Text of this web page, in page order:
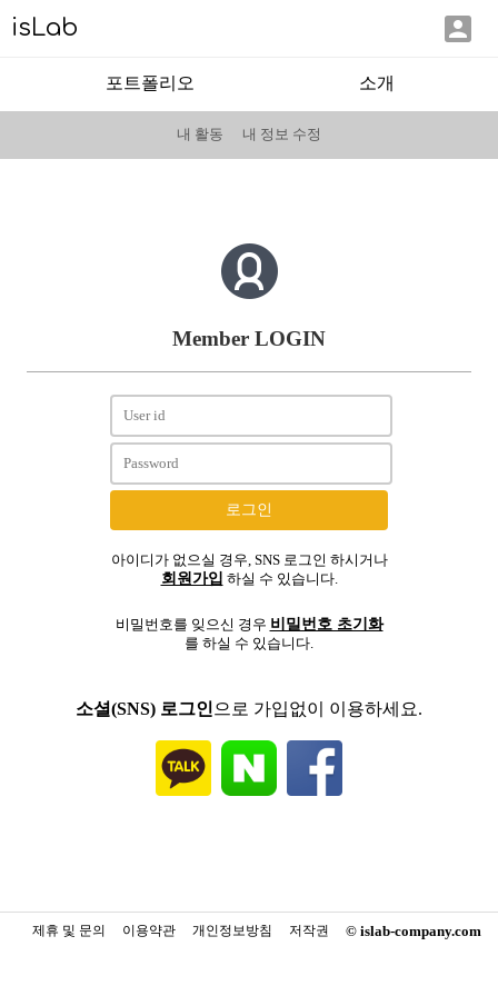
isLab 
포트폴리오 소개
내 활동 내 정보 수정
Member LOGIN
아이디가 없으실 경우, SNS 로그인 하시거나
회원가입 하실 수 있습니다.
비밀번호를 잊으신 경우 비밀번호 초기화
를 하실 수 있습니다.
소셜(SNS) 로그인 으로 가입없이 이용하세요.
© islab-company.com
저작권
개인정보방침
이용약관
제휴 및 문의